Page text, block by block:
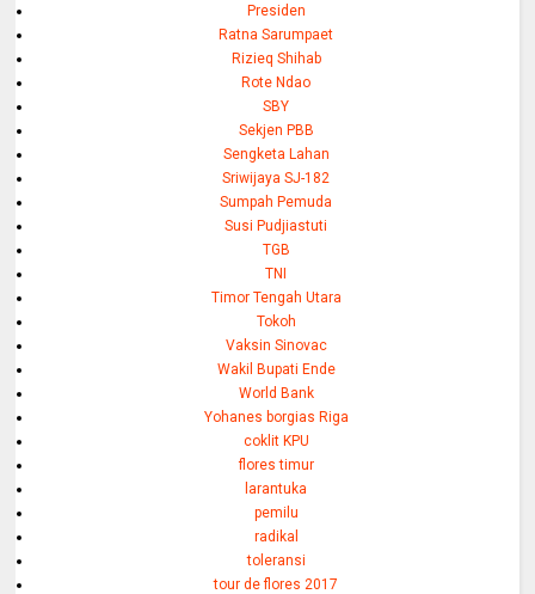
Presiden
Ratna Sarumpaet
Rizieq Shihab
Rote Ndao
SBY
Sekjen PBB
Sengketa Lahan
Sriwijaya SJ-182
Sumpah Pemuda
Susi Pudjiastuti
TGB
TNI
Timor Tengah Utara
Tokoh
Vaksin Sinovac
Wakil Bupati Ende
World Bank
Yohanes borgias Riga
coklit KPU
flores timur
larantuka
pemilu
radikal
toleransi
tour de flores 2017